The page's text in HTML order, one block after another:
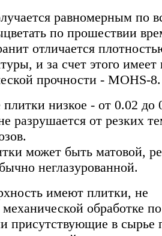
равномерным по
по прошествии
отличается
и за счет этого
прочности - MOHS-8.
низкое - от 0.02 до
разрушается от резких
может быть матовой,
неглазурованной.
имеют плитки, не
обработке
присутствующие в сырье